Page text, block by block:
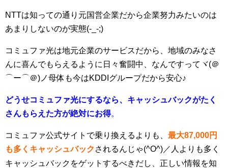
NTTは知っての通り元国営企業だから企業努力みたいのは
あまりしないのが実態(-_-;)
コミュファ光は地元企業のサービスだから、地域のみなさ
んに喜んでもらえるように日々奮闘中、なんですってヾ(＠
⌒ー⌒＠)ノ母体も今はKDDIグループだから安心♪
どうせコミュファ光にするなら、キャッシュバックがたく
さんもらえた方が絶対にお得。
コミュファ公式サイトで乗り換えるよりも、 最大87,000円
も多くキャッシュバック されるんじゃ(^O^)／人よりも多く
キャッシュバックをゲットするべきだし、正しい情報を知